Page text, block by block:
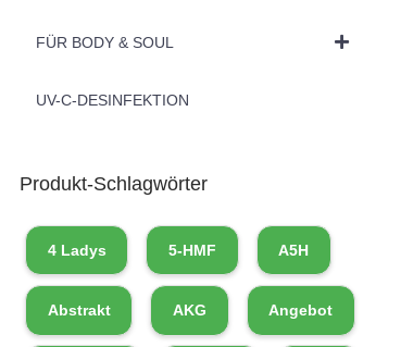
FÜR BODY & SOUL
UV-C-DESINFEKTION
Produkt-Schlagwörter
4 Ladys 5-HMF A5H
Abstrakt AKG Angebot